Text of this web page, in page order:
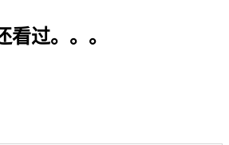
看过。。。